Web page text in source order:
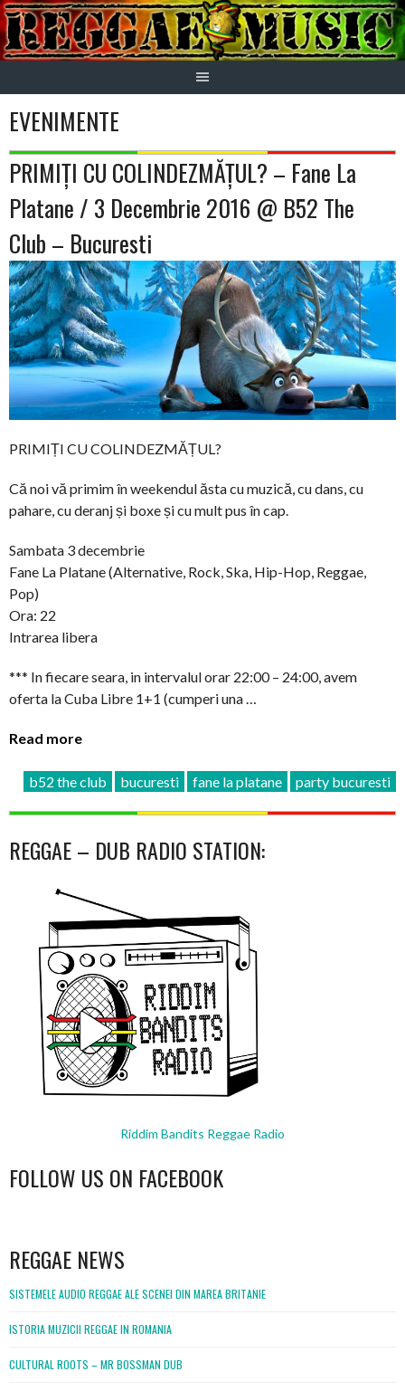
Skip
to
content
EVENIMENTE
PRIMIȚI CU COLINDEZMĂȚUL? – Fane La
Platane / 3 Decembrie 2016 @ B52 The
Club – Bucuresti
PRIMIȚI CU COLINDEZMĂȚUL?
Că noi vă primim în weekendul ăsta cu muzică, cu dans, cu
pahare, cu deranj și boxe și cu mult pus în cap.
Sambata 3 decembrie
Fane La Platane (Alternative, Rock, Ska, Hip-Hop, Reggae,
Pop)
Ora: 22
Intrarea libera
*** In fiecare seara, in intervalul orar 22:00 – 24:00, avem
oferta la Cuba Libre 1+1 (cumperi una …
Read more
b52 the club bucuresti fane la platane party bucuresti
REGGAE – DUB RADIO STATION:
Riddim Bandits Reggae Radio
FOLLOW US ON FACEBOOK
REGGAE NEWS
SISTEMELE AUDIO REGGAE ALE SCENEI DIN MAREA BRITANIE
ISTORIA MUZICII REGGAE IN ROMANIA
CULTURAL ROOTS – MR BOSSMAN DUB